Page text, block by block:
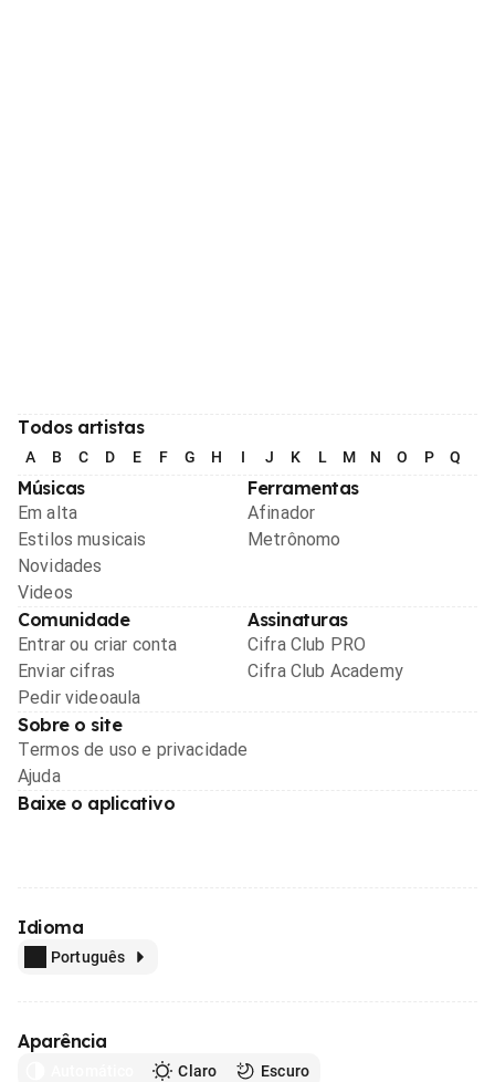
Todos artistas
A B C D E F G H I J K L M N O P Q
Músicas
Em alta
Estilos musicais
Novidades
Videos
Ferramentas
Afinador
Metrônomo
Comunidade
Entrar ou criar conta
Enviar cifras
Pedir videoaula
Assinaturas
Cifra Club PRO
Cifra Club Academy
Sobre o site
Termos de uso e privacidade
Ajuda
Baixe o aplicativo
Idioma
Português
Aparência
Claro Escuro